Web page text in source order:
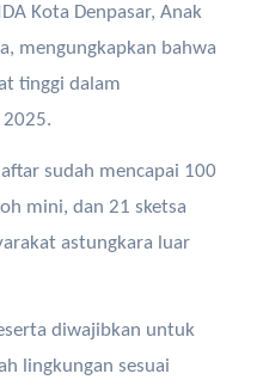
Kota Denpasar, Anak
mengungkapkan bahwa
tinggi dalam
2025.
sudah mencapai 100
mini, dan 21 sketsa
astungkara luar
diwajibkan untuk
lingkungan sesuai